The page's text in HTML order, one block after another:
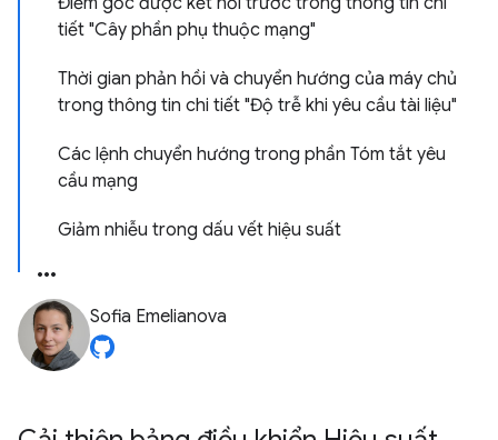
tiết "Cây phần phụ thuộc mạng"
Thời gian phản hồi và chuyển hướng của máy chủ
trong thông tin chi tiết "Độ trễ khi yêu cầu tài liệu"
Các lệnh chuyển hướng trong phần Tóm tắt yêu
cầu mạng
Giảm nhiễu trong dấu vết hiệu suất
Sofia Emelianova